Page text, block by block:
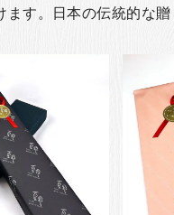
す。日本の伝統的な